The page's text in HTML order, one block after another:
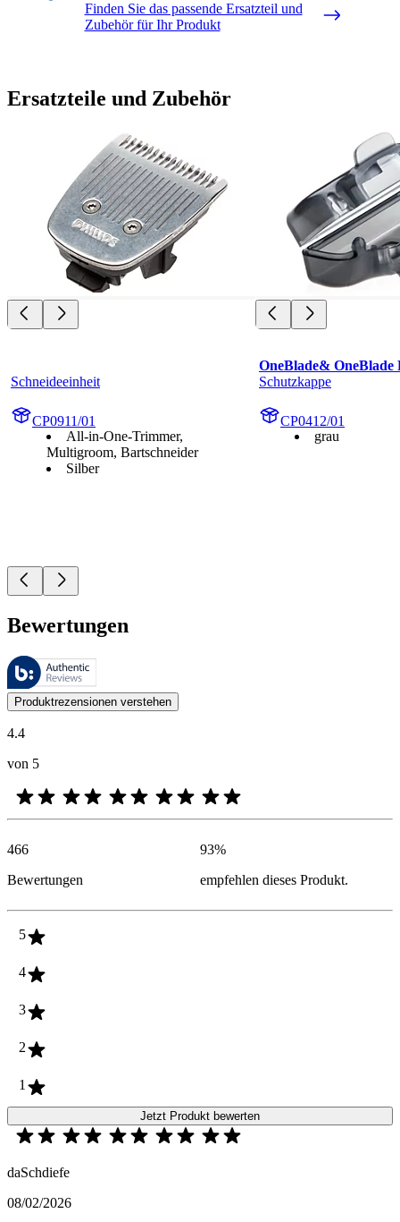
Finden Sie das passende Ersatzteil und
Zubehör für Ihr Produkt
Ersatzteile und Zubehör
Schneideeinheit
CP0911/01
All-in-One-Trimmer,
Multigroom, Bartschneider
Silber
OneBlade&
Schutzkappe
CP0412/01
grau
Bewertungen
Diese Bewertungen werden von Bazaarvoice verwaltet und
Kundenmeinungen in Form von Produkt- und Sternebewertungen
Produktrezensionen verstehen
4.4
von 5
466
Bewertungen
93%
empfehlen dieses Produkt.
5
4
3
2
1
Jetzt Produkt bewerten
daSchdiefe
08/02/2026